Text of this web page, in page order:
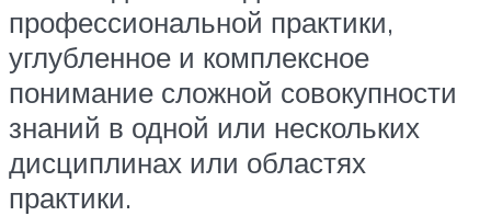
профессиональной практики,
углубленное и комплексное
понимание сложной совокупности
знаний в одной или нескольких
дисциплинах или областях
практики.